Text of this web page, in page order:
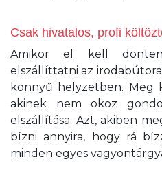
Csak hivatalos, profi
Amikor el kell
elszállíttatni az
könnyű helyzetben. Meg
akinek nem okoz
elszállítása. Azt, akiben
bízni annyira, hogy rá
minden egyes